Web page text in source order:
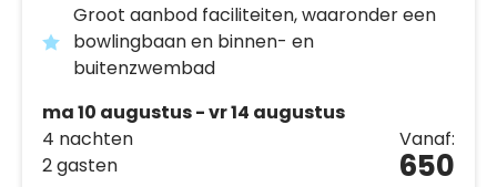
Groot aanbod faciliteiten, waaronder een
bowlingbaan en binnen- en
buitenzwembad
ma 10 augustus - vr 14 augustus
4 nachten
2 gasten
Vanaf:
650